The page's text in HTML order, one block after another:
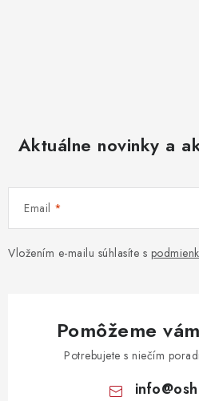
Aktuálne novinky a
Email
Vložením e-mailu súhlasíte s
Pomôžeme
Potrebujete s niečím
info@